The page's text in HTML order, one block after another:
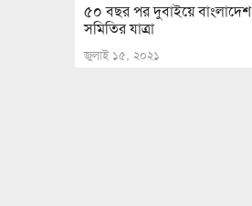
৫০ বছর পর দুবাইয়ে বাংলাদেশ
সমিতির যাত্রা
জুলাই ১৫, ২০২১